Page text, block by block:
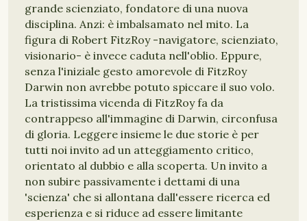
grande scienziato, fondatore di una nuova
disciplina. Anzi: è imbalsamato nel mito. La
figura di Robert FitzRoy -navigatore, scienziato,
visionario- è invece caduta nell'oblio. Eppure,
senza l'iniziale gesto amorevole di FitzRoy
Darwin non avrebbe potuto spiccare il suo volo.
La tristissima vicenda di FitzRoy fa da
contrappeso all'immagine di Darwin, circonfusa
di gloria. Leggere insieme le due storie è per
tutti noi invito ad un atteggiamento critico,
orientato al dubbio e alla scoperta. Un invito a
non subire passivamente i dettami di una
'scienza' che si allontana dall'essere ricerca ed
esperienza e si riduce ad essere limitante